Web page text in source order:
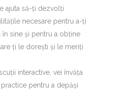
ajuta să-ți dezvolți
necesare pentru a-ți
în sine și pentru a obține
ți le dorești și le meriți
interactive, vei învăța
pentru a depăși